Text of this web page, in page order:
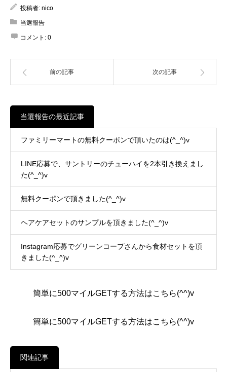
投稿者: nico
当選報告
コメント: 0
前の記事 次の記事
当選報告の最近記事
ファミリーマートの無料クーポンで頂いたのは(^_^)v
LINE応募で、サントリーのチューハイを2本引き換えまし
た(^_^)v
無料クーポンで頂きました(^_^)v
ヘアケアセットのサンプルを頂きました(^_^)v
Instagram応募でグリーンコープさんから食材セットを頂
きました(^_^)v
簡単に500マイルGETする方法はこちら(^^)v
簡単に500マイルGETする方法はこちら(^^)v
関連記事